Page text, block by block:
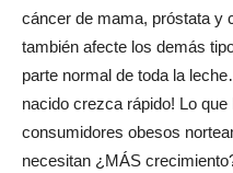
cáncer de mama, próstata y
también afecte los demás
parte normal de toda la
nacido crezca rápido! Lo
consumidores obesos
necesitan ¿MÁS